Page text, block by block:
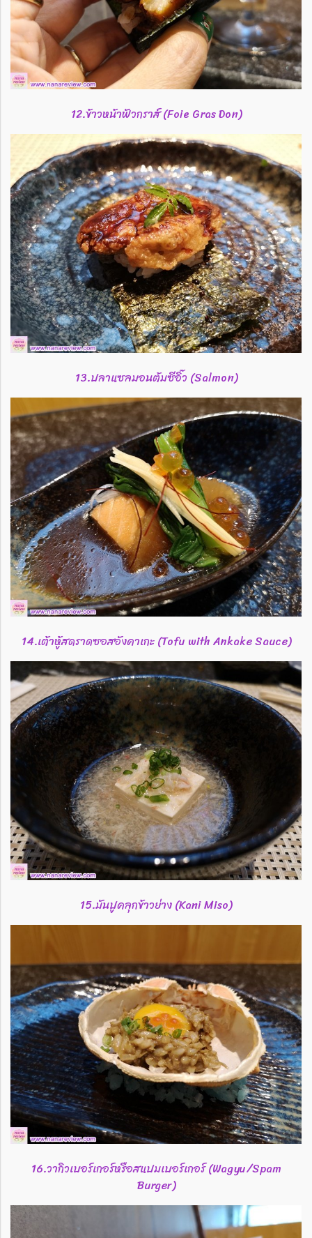
12.ข้าวหน้าฟัวกราส์ (Foie Gras Don)
13.ปลาแซลมอนต้มซีอิ๊ว (Salmon)
14.เต้าหู้สดราดซอสอังคาเกะ (Tofu with Ankake Sauce)
15.มันปูคลุกข้าวย่าง (Kani Miso)
16.วากิวเบอร์เกอร์หรือสแปมเบอร์เกอร์ (Wagyu/Spam
Burger)